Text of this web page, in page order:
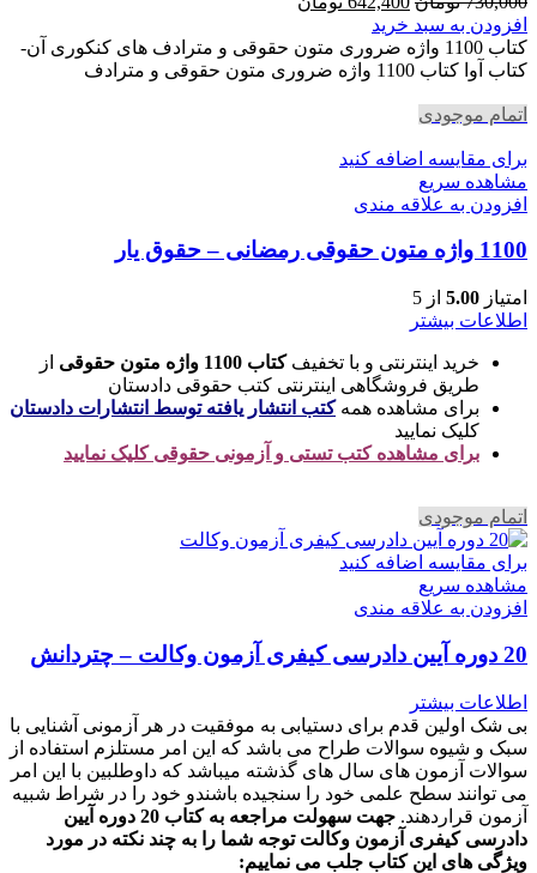
اصلی
730,000 تومان
بود.
642,400 تومان
است.
افزودن به سبد خرید
کتاب 1100 واژه ضروری متون حقوقی و مترادف های کنکوری آن-
کتاب آوا کتاب 1100 واژه ضروری متون حقوقی و مترادف
اتمام موجودی
برای مقایسه اضافه کنید
مشاهده سریع
افزودن به علاقه مندی
1100 واژه متون حقوقی رمضانی – حقوق یار
امتیاز 5.00 از 5
اطلاعات بیشتر
خرید اینترنتی و با تخفیفکتاب 1100 واژه متون حقوقی
از
طریق فروشگاهی اینترنتی کتب حقوقی دادستان
برای مشاهده همهکتب انتشار یافته توسط انتشارات دادستان
کلیک نمایید
برای مشاهده کتب تستی و آزمونی حقوقی کلیک نمایید
اتمام موجودی
برای مقایسه اضافه کنید
مشاهده سریع
افزودن به علاقه مندی
20 دوره آیین دادرسی کیفری آزمون وکالت – چتردانش
اطلاعات بیشتر
بی شک اولین قدم برای دستیابی به موفقیت در هر آزمونی آشنایی با
سبک و شیوه سوالات طراح می باشد که این امر مستلزم استفاده از
سوالات آزمون های سال های گذشته میباشد که داوطلبین با این امر
می توانند سطح علمی خود را سنجیده باشندو خود را در شراط شبیه
آزمون قراردهند.
جهت سهولت مراجعه به کتاب 20 دوره آیین
دادرسی کیفری آزمون وکالت توجه شما را به چند نکته در مورد
ویژگی های این کتاب جلب می نماییم: